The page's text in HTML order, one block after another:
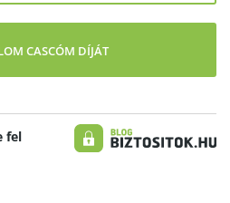
CASCÓM DÍJÁT
fel